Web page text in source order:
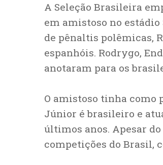
A Seleção Brasileira
em amistoso no estádio
de pênaltis polêmicas,
espanhóis. Rodrygo,
anotaram para os
O amistoso tinha como
Júnior é brasileiro e
últimos anos. Apesar
competições do Brasil,